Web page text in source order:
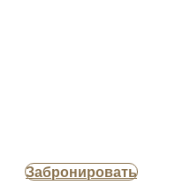
Забронировать